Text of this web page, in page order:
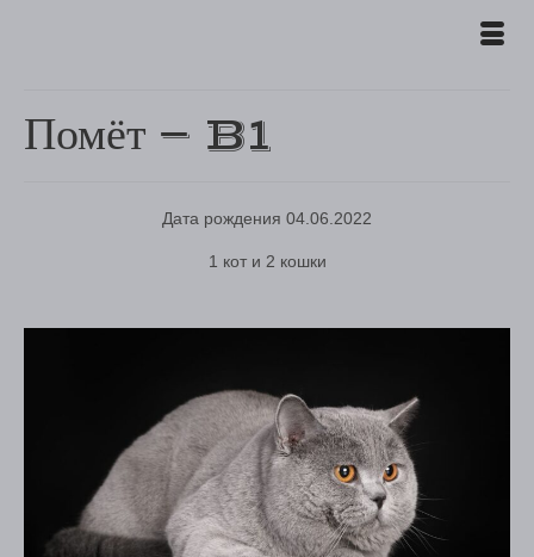
Помёт — B1
Дата рождения 04.06.2022
1 кот и 2 кошки